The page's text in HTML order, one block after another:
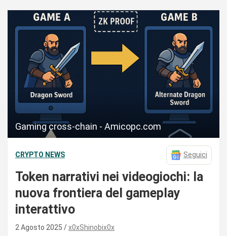
Gaming cross-chain - Amicopc.com
CRYPTO NEWS Seguici
Token narrativi nei videogiochi: la
nuova frontiera del gameplay
interattivo
2 Agosto 2025 x0xShinobix0x